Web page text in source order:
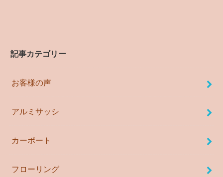
記事カテゴリー
お客様の声
アルミサッシ
カーポート
フローリング